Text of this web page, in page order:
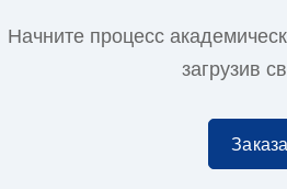
Начните процесс
загрузив